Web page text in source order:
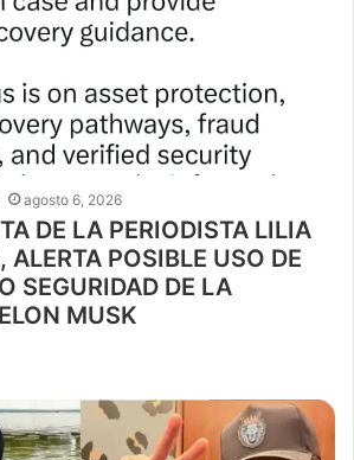
agosto 6, 2026
DE LA PERIODISTA LILIA
ALERTA POSIBLE USO DE
SEGURIDAD DE LA
MUSK